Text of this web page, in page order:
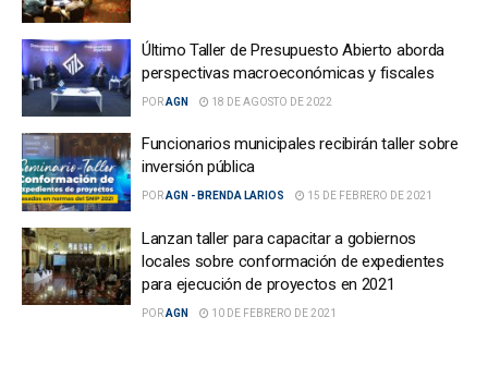
Último Taller de Presupuesto Abierto aborda
perspectivas macroeconómicas y fiscales
PORAGN 18 DE AGOSTO DE 2022
Funcionarios municipales recibirán taller sobre
inversión pública
PORAGN - BRENDA LARIOS 15 DE FEBRERO DE 2021
Lanzan taller para capacitar a gobiernos
locales sobre conformación de expedientes
para ejecución de proyectos en 2021
PORAGN 10 DE FEBRERO DE 2021